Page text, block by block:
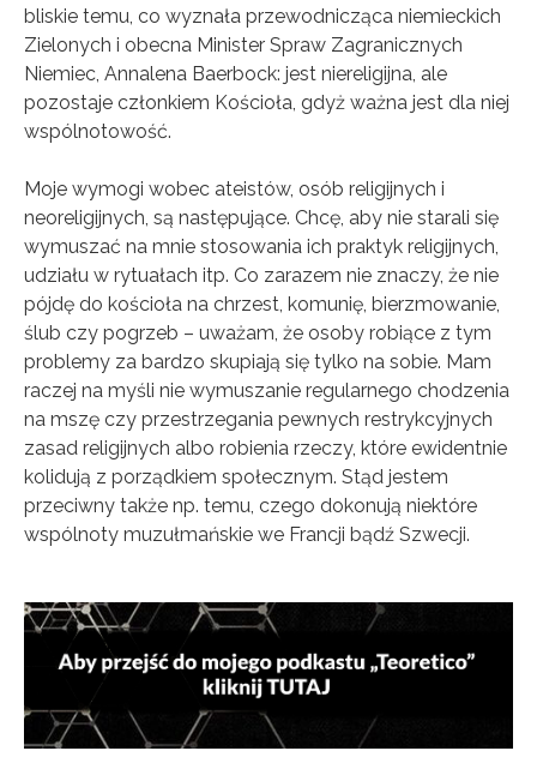
bliskie temu, co wyznała przewodnicząca niemieckich
Zielonych i obecna Minister Spraw Zagranicznych
Niemiec, Annalena Baerbock: jest niereligijna, ale
pozostaje członkiem Kościoła, gdyż ważna jest dla niej
wspólnotowość.
Moje wymogi wobec ateistów, osób religijnych i
neoreligijnych, są następujące. Chcę, aby nie starali się
wymuszać na mnie stosowania ich praktyk religijnych,
udziału w rytuałach itp. Co zarazem nie znaczy, że nie
pójdę do kościoła na chrzest, komunię, bierzmowanie,
ślub czy pogrzeb – uważam, że osoby robiące z tym
problemy za bardzo skupiają się tylko na sobie. Mam
raczej na myśli nie wymuszanie regularnego chodzenia
na mszę czy przestrzegania pewnych restrykcyjnych
zasad religijnych albo robienia rzeczy, które ewidentnie
kolidują z porządkiem społecznym. Stąd jestem
przeciwny także np. temu, czego dokonują niektóre
wspólnoty muzułmańskie we Francji bądź Szwecji.